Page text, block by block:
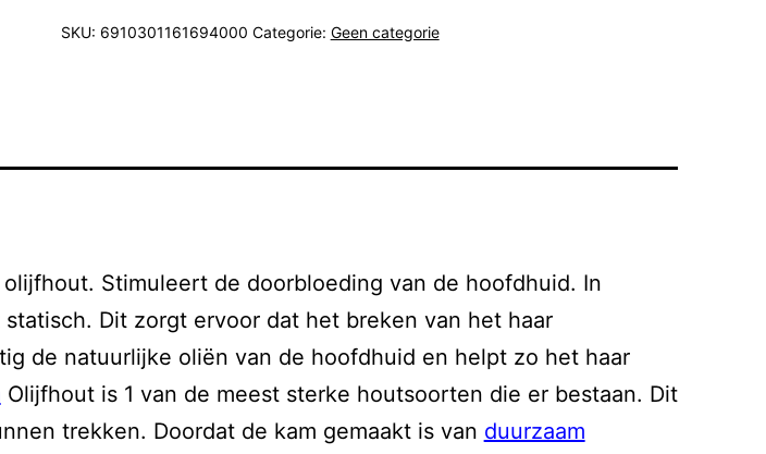
SKU: 6910301161694000 Categorie: Geen categorie
Stimuleert de doorbloeding van de hoofdhuid. In
Dit zorgt ervoor dat het breken van het haar
de natuurlijke oliën van de hoofdhuid en helpt zo het haar
Olijfhout is 1 van de meest sterke houtsoorten die er bestaan. Dit
trekken. Doordat de kam gemaakt is van duurzaam